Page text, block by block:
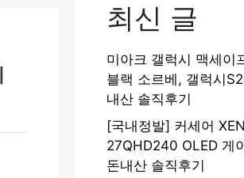
최신 글
미아크 갤럭시 맥세이
블랙 소르베, 갤럭시
내산 솔직후기
[국내정발] 커세어
27QHD240 OLED 게
돈내산 솔직후기